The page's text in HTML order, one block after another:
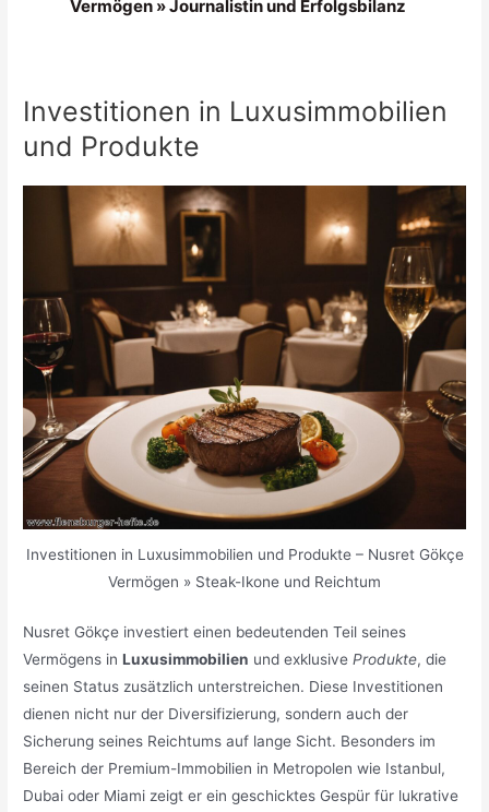
Vermögen » Journalistin und Erfolgsbilanz
Investitionen in Luxusimmobilien
und Produkte
Investitionen in Luxusimmobilien und Produkte – Nusret Gökçe
Vermögen » Steak-Ikone und Reichtum
Nusret Gökçe investiert einen bedeutenden Teil seines
Vermögens inLuxusimmobilien und exklusiveProdukte, die
seinen Status zusätzlich unterstreichen. Diese Investitionen
dienen nicht nur der Diversifizierung, sondern auch der
Sicherung seines Reichtums auf lange Sicht. Besonders im
Bereich der Premium-Immobilien in Metropolen wie Istanbul,
Dubai oder Miami zeigt er ein geschicktes Gespür für lukrative